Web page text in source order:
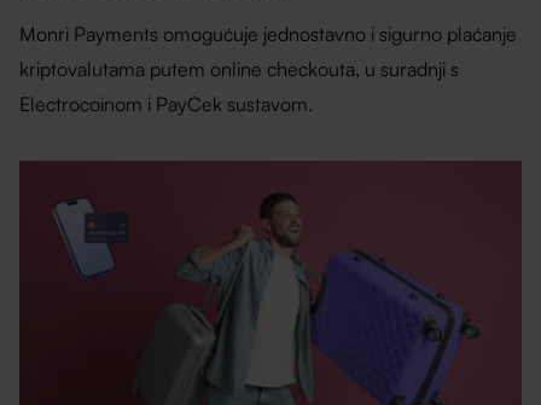
Monri Payments omogućuje jednostavno i sigurno plaćanje
kriptovalutama putem online checkouta, u suradnji s
Electrocoinom i PayCek sustavom.